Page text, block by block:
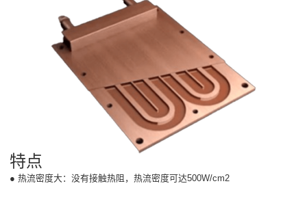
特点
● 热流密度大：没有接触热阻，热流密度可达500W/cm2